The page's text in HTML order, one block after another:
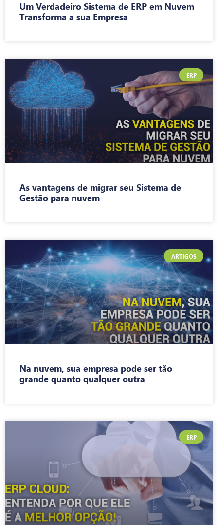
Um Verdadeiro Sistema de ERP em Nuvem
Transforma a sua Empresa
ERP
As vantagens de migrar seu Sistema de
Gestão para nuvem
ARTIGOS
Na nuvem, sua empresa pode ser tão
grande quanto qualquer outra
ERP